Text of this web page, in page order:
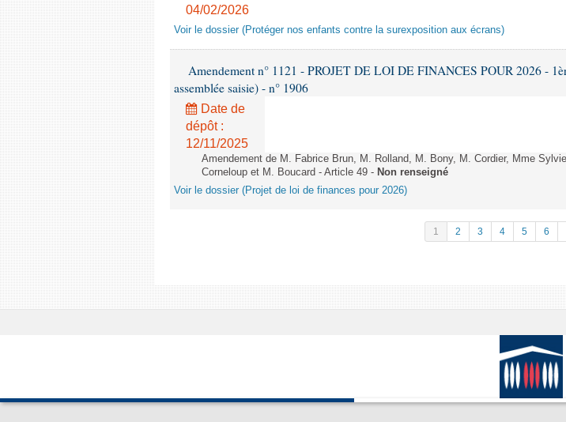
04/02/2026
Voir le dossier (Protéger nos enfants contre la surexposition aux écrans)
Amendement n° 1121 - PROJET DE LOI DE FINANCES POUR 2026 -
assemblée saisie) - n° 1906
Date de
dépôt :
12/11/2025
Amendement de M. Fabrice Brun, M. Rolland, M. Bony, M. Cordier, Mme
Corneloup et M. Boucard - Article 49 - Non renseigné
Voir le dossier (Projet de loi de finances pour 2026)
1 2 3 4 5 6